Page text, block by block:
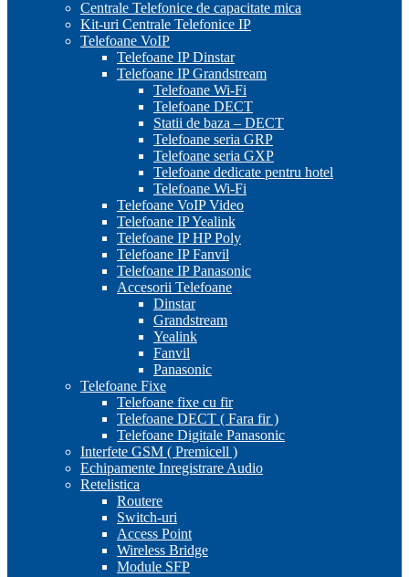
Centrale Telefonice de capacitate mica
Kit-uri Centrale Telefonice IP
Telefoane VoIP
Telefoane IP Dinstar
Telefoane IP Grandstream
Telefoane Wi-Fi
Telefoane DECT
Statii de baza – DECT
Telefoane seria GRP
Telefoane seria GXP
Telefoane dedicate pentru hotel
Telefoane Wi-Fi
Telefoane VoIP Video
Telefoane IP Yealink
Telefoane IP HP Poly
Telefoane IP Fanvil
Telefoane IP Panasonic
Accesorii Telefoane
Dinstar
Grandstream
Yealink
Fanvil
Panasonic
Telefoane Fixe
Telefoane fixe cu fir
Telefoane DECT ( Fara fir )
Telefoane Digitale Panasonic
Interfete GSM ( Premicell )
Echipamente Inregistrare Audio
Retelistica
Routere
Switch-uri
Access Point
Wireless Bridge
Module SFP